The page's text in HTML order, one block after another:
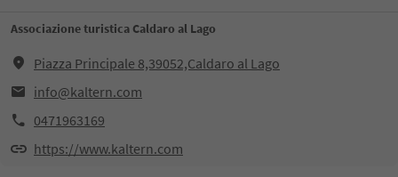
Associazione turistica Caldaro al Lago
Piazza Principale 8,39052,Caldaro al Lago
info@kaltern.com
0471963169
https://www.kaltern.com